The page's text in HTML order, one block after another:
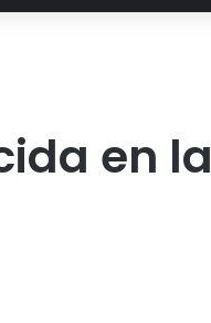
en la